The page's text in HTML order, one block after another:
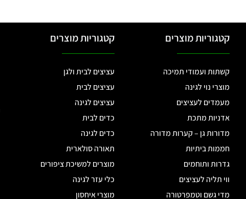
קטגוריות מוצרים
קשתות ועמודי תמיכה
מוצרי נוי לגינה
מעמדים לעציצים
אדניות מתכת
מדורות גן – קערות מדורה
חממות ביתיות
גדרות ותוחמים
ווי תליה לעציצים
מדי גשם וטמפרטורה
קטגוריות מוצרים
עציצים לבית ולגן
עציצים לבית
עציצים לגינה
כדים לבית
כדים לגינה
תאורה סולארית
מוצרים למשיכת ציפורים
כלי עזר לגינה
מוצרי איחסון